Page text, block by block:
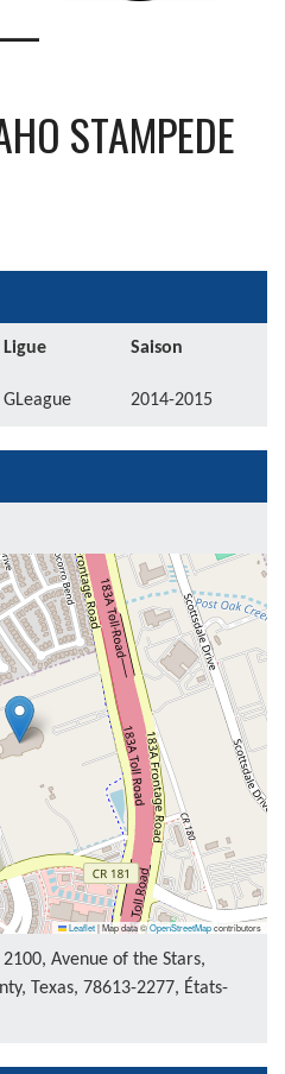
—
STAMPEDE
Ligue Saison
GLeague 2014-2015
Leaflet|Map data ©OpenStreetMapcontributors
Avenue of the Stars,
Texas, 78613-2277, États-